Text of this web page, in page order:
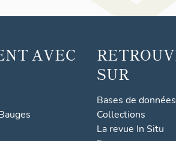
AVEC
SUR
Bases de
Collections
La revue In Situ